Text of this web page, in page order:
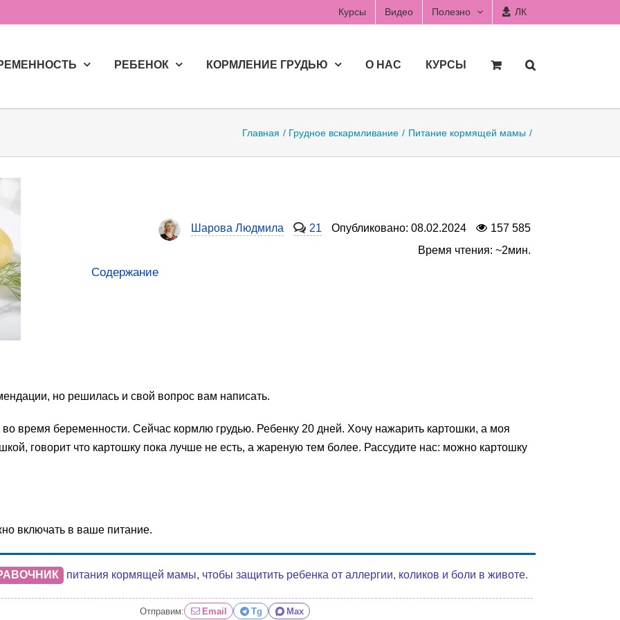
Курсы Видео Полезно ЛК
РЕБЕНОК КОРМЛЕНИЕ ГРУДЬЮ О НАС КУРСЫ
Главная Грудное вскармливание Питание кормящей мамы
Шарова Людмила 21 Опубликовано: 08.02.2024
157 585
Время чтения: ~2мин.
Содержание
но решилась и свой вопрос вам написать.
время беременности. Сейчас кормлю грудью. Ребенку 20 дней. Хочу нажарить картошки, а моя
говорит что картошку пока лучше не есть, а жареную тем более. Рассудите нас: можно картошку
включать в ваше питание.
питания кормящей мамы, чтобы защитить ребенка от аллергии, коликов и боли в животе.
Отправим: Email Tg Max